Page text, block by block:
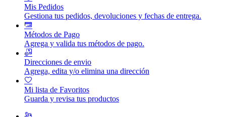
Mis Pedidos
Gestiona tus pedidos, devoluciones y fechas de entrega.
Métodos de Pago
Agrega y valida tus métodos de pago.
Direcciones de envio
Agrega, edita y/o elimina una dirección
Mi lista de Favoritos
Guarda y revisa tus productos